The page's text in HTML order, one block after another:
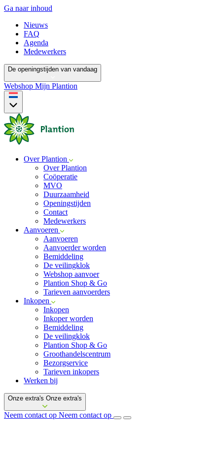
Ga naar inhoud
Nieuws
FAQ
Agenda
Medewerkers
De openingstijden van vandaag
Webshop Mijn Plantion
Over Plantion
Over Plantion
Coöperatie
MVO
Duurzaamheid
Openingstijden
Contact
Medewerkers
Aanvoeren
Aanvoeren
Aanvoerder worden
Bemiddeling
De veilingklok
Webshop aanvoer
Plantion Shop & Go
Tarieven aanvoerders
Inkopen
Inkopen
Inkoper worden
Bemiddeling
De veilingklok
Plantion Shop & Go
Groothandelscentrum
Bezorgservice
Tarieven inkopers
Werken bij
Onze extra's Onze extra's
Neem contact op Neem contact op